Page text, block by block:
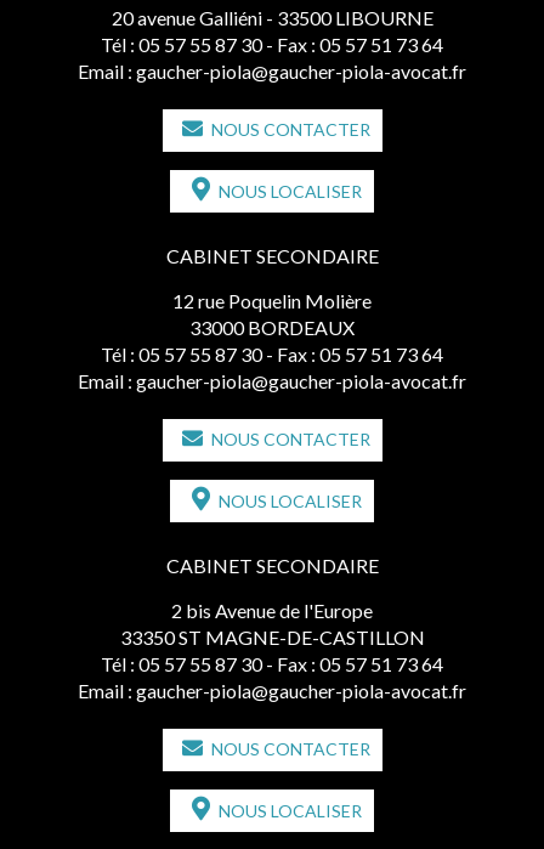
20 avenue Galliéni - 33500 LIBOURNE
Tél : 05 57 55 87 30 - Fax : 05 57 51 73 64
Email : gaucher-piola@gaucher-piola-avocat.fr
NOUS CONTACTER
NOUS LOCALISER
CABINET SECONDAIRE
12 rue Poquelin Molière
33000 BORDEAUX
Tél : 05 57 55 87 30 - Fax : 05 57 51 73 64
Email : gaucher-piola@gaucher-piola-avocat.fr
NOUS CONTACTER
NOUS LOCALISER
CABINET SECONDAIRE
2 bis Avenue de l'Europe
33350 ST MAGNE-DE-CASTILLON
Tél : 05 57 55 87 30 - Fax : 05 57 51 73 64
Email : gaucher-piola@gaucher-piola-avocat.fr
NOUS CONTACTER
NOUS LOCALISER